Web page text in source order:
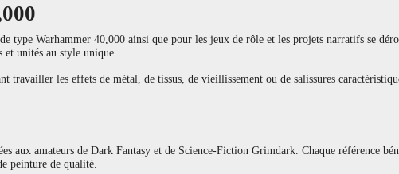
type Warhammer 40,000 ainsi que pour les jeux de rôle et les projets narratifs se
unités au style unique.
les effets de métal, de tissus, de vieillissement ou de salissures
aux amateurs de Dark Fantasy et de Science-Fiction Grimdark. Chaque référence
peinture de qualité.